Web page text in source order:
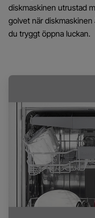
diskmaskinen utrustad
golvet när diskmaskinen
du tryggt öppna luckan.